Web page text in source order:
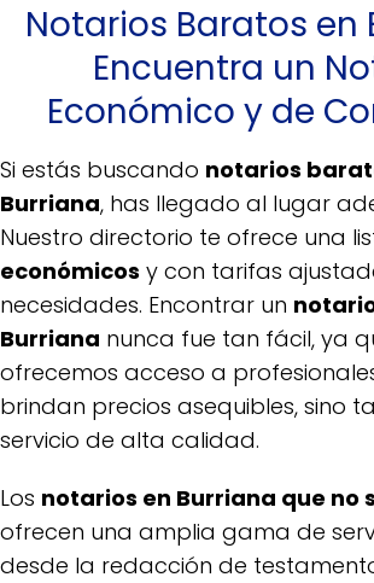
Notarios Baratos en
Encuentra un
Económico y de
Si estás buscando notarios
Burriana, has llegado al lugar
Nuestro directorio te ofrece una
económicos y con tarifas
necesidades. Encontrar un
Burriana nunca fue tan fácil, ya
ofrecemos acceso a
brindan precios asequibles, sino
servicio de alta calidad.
Los notarios en Burriana que no
ofrecen una amplia gama de
desde la redacción de